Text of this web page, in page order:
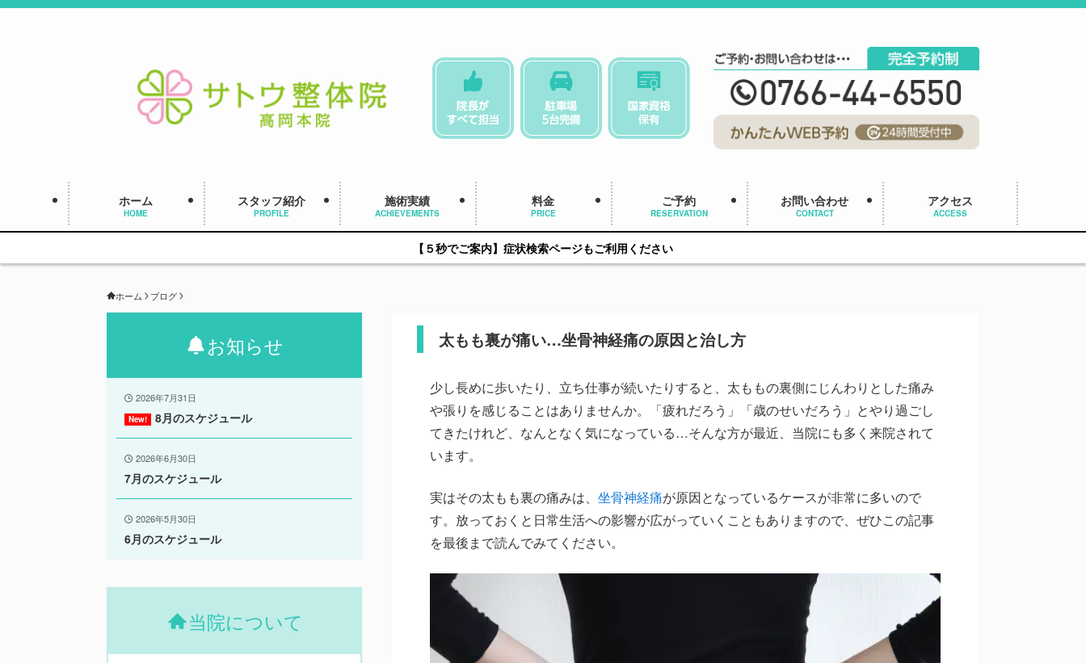
ホーム
HOME
スタッフ紹介
PROFILE
施術実績
ACHIEVEMENTS
料金
PRICE
ご予約
RESERVATION
お問い合わせ
CONTACT
アクセス
ACCESS
【５秒でご案内】症状検索ページもご利用ください
ホーム ブログ
太もも裏が痛い…坐骨神経痛の原因と治し方
少し長めに歩いたり、立ち仕事が続いたりすると、太ももの裏側にじんわりとした痛み
や張りを感じることはありませんか。「疲れだろう」「歳のせいだろう」とやり過ごし
てきたけれど、なんとなく気になっている…そんな方が最近、当院にも多く来院されて
います。
実はその太もも裏の痛みは、 坐骨神経痛が原因となっているケースが非常に多いので
す。放っておくと日常生活への影響が広がっていくこともありますので、ぜひこの記事
を最後まで読んでみてください。
お知らせ
2026年7月31日
8月のスケジュール
2026年6月30日
7月のスケジュール
2026年5月30日
6月のスケジュール
当院について